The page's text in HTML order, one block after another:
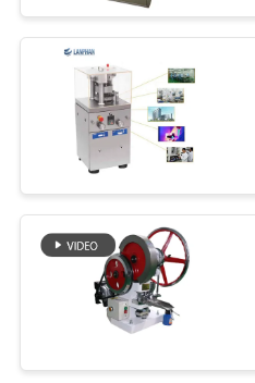
THAM
QUAN
KIỂM
LƯỢNG